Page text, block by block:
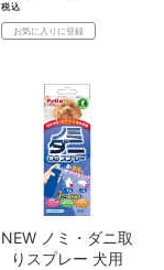
税込
お気に入りに登録
NEW ノミ・ダニ取
りスプレー 犬用